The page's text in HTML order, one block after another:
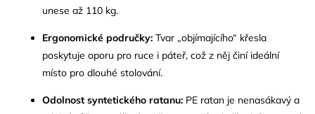
unese až 110 kg.
Ergonomické područky: Tvar „objímajícího“ křesla
poskytuje oporu pro ruce i páteř, což z něj činí ideální
místo pro dlouhé stolování.
Odolnost syntetického ratanu: PE ratan je nenasákavý a